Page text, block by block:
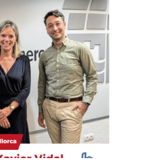
Habítium
reformas y mobiliario
en un sector tradicional,
un crecimiento sostenible.
Ver la entrevista